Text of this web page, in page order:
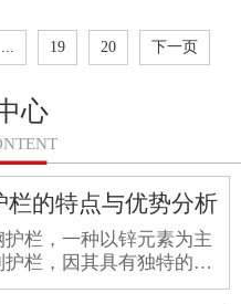
... 19 20 下一页
心
栏的特点与优势分析
栏，一种以锌元素为主
栏，因其具有独特的优
逐渐被广大消费者所接